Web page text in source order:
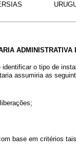
ADMINISTRATIVA
o tipo de
assumiria as
base em critérios